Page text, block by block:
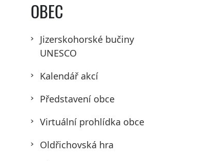
OBEC
Jizerskohorské bučiny
UNESCO
Kalendář akcí
Představení obce
Virtuální prohlídka obce
Oldřichovská hra